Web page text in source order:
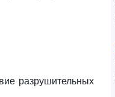
разрушительных